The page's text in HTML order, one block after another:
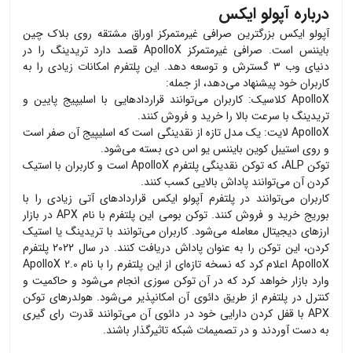
درباره آپولو ایکس
آپولو ایکس بزرگترین صرافی غیرمتمرکز اوراق مشتقه روی بلاک چین
بایننس است. صرافی غیرمتمرکزApolloX قصد دارد تریدینگ را در
دنیای وب ۳ گسترش و توسعه دهد. این پلتفرم امکانات زیادی را به
کاربران خود پیشنهاد می‌دهد، از جمله:
ApolloX کلاسیک: کاربران می‌توانند قراردادهایی با اسلیپیج پایین و
تریدینگ با سرعت بالا را خرید و فروش کنند.
ApolloX لایت: یک مدل تازه از نقدینگی است که اسلیپیج آن صفر است
و روی استیبل کوین بایننس یو اس دی بسته می‌شود.
توکن ALP، که توکن نقدینگی پلتفرم ApolloXاست و کاربران با استیک
کردن آن می‌توانند پاداش بالایی کسب کنند.
کاربران می‌توانند در پلتفرم آپولو ایکس قراردادهای آتی زیادی را با
بوریج خرید و فروش کنند. توکن بومی این پلتفرم با نام APXدر بازار
ارزهای دیجیتال معامله می‌شود. کاربران می‌توانند با تریدینگ یا استیک
کردن، این توکن را به عنوان پاداش دریافت کنند. در سال ۲۰۲۲ پلتفرم
ApolloXاعلام کرد که نسخه تازه‌ای از این پلتفرم را با نام ApolloX 2.0
وارد بازار خواهد کرد که در آن توکن سوزی انجام می‌شود و حاکمیت و
کنترل در پلتفرم از طریق دائوی آن امکانپذیر می‌شود. هولدرهای توکن
APX با قفل کردن دارایی خود در دائوی آن می‌توانند قدرت رای گیری
به دست آوردند و در تصمیمات شبکه تاثیرگذار باشند.